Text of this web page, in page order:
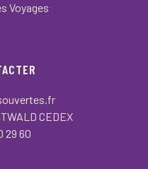
Voyages
CEDEX
29 60